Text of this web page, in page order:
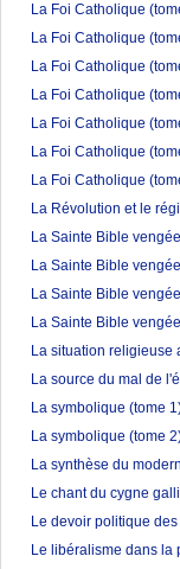
La Foi Catholique
La Foi Catholique
La Foi Catholique
La Foi Catholique
La Foi Catholique
La Foi Catholique
La Foi Catholique
La Révolution et le
La Sainte Bible
La Sainte Bible
La Sainte Bible
La Sainte Bible
La situation religieuse
La source du mal de
La symbolique (tome
La symbolique (tome
La synthèse du
Le chant du cygne
Le devoir politique
Le libéralisme dans la